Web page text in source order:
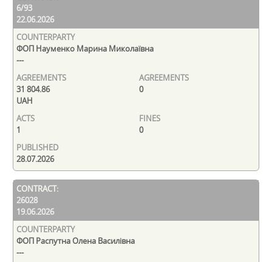
6/93
22.06.2026
ФОП Науменко Марина Миколаївна
---
31 804.86
UAH
0
1 0
28.07.2026
26028
19.06.2026
ФОП Распутна Олена Василівна
---